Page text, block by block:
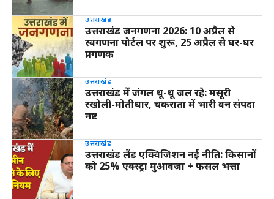
उत्तराखंड
उत्तराखंड जनगणना 2026: 10 अप्रैल से
स्वगणना पोर्टल पर शुरू, 25 अप्रैल से घर-घर
प्रगणक
उत्तराखंड
उत्तराखंड में जंगल धू-धू जल रहे: मसूरी
रखोली-मोतीधार, चकराता में भारी वन संपदा
नष्ट
उत्तराखंड
उत्तराखंड लैंड एक्विजिशन नई नीति: किसानों
को 25% एक्स्ट्रा मुआवजा + फसल भत्ता